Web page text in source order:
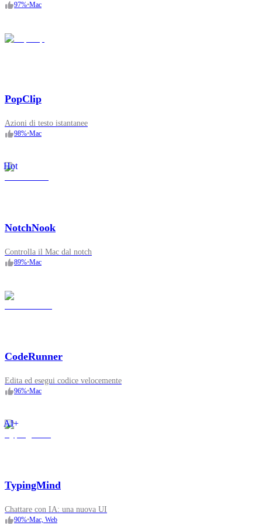
97%•Mac
PopClip
Azioni di testo istantanee
98%•Mac
Hot
NotchNook
Controlla il Mac dal notch
89%•Mac
CodeRunner
Edita ed esegui codice velocemente
96%•Mac
AI+
TypingMind
Chattare con IA: una nuova UI
90%•Mac, Web